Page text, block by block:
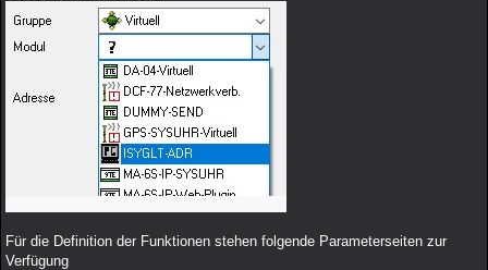
Für die Definition der Funktionen stehen folgende Parameterseiten zur
Verfügung